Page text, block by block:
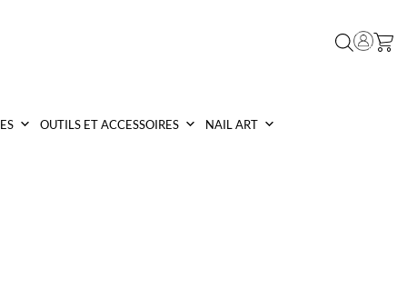
OUTILS ET ACCESSOIRES NAIL ART